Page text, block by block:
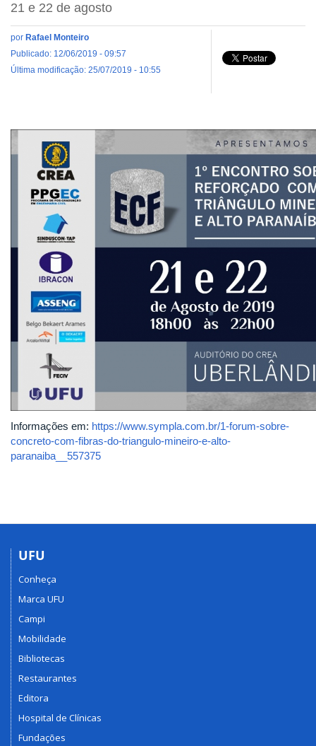
21 e 22 de agosto
por Rafael Monteiro
Publicado: 12/06/2019 - 09:57
Última modificação: 25/07/2019 - 10:55
Informações em: https://www.sympla.com.br/1-forum-sobre-
concreto-com-fibras-do-triangulo-mineiro-e-alto-
paranaiba__557375
UFU
Conheça
Marca UFU
Campi
Mobilidade
Bibliotecas
Restaurantes
Editora
Hospital de Clínicas
Fundações